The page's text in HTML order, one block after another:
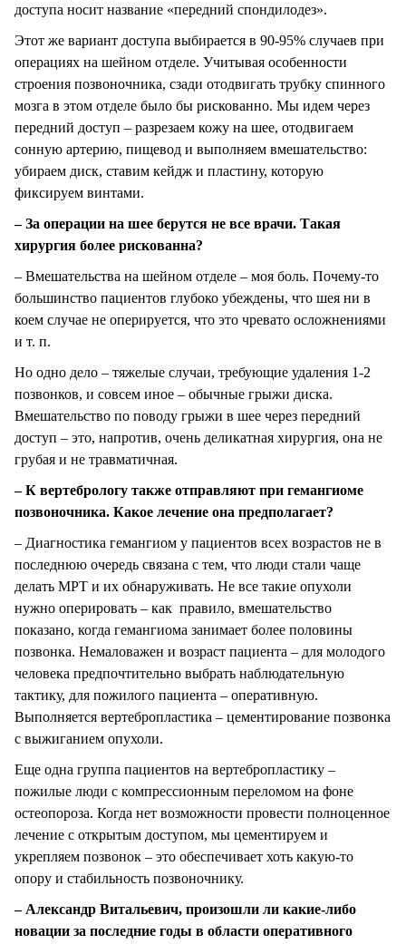
доступа носит название «передний спондилодез».
Этот же вариант доступа выбирается в 90-95% случаев при
операциях на шейном отделе. Учитывая особенности
строения позвоночника, сзади отодвигать трубку спинного
мозга в этом отделе было бы рискованно. Мы идем через
передний доступ – разрезаем кожу на шее, отодвигаем
сонную артерию, пищевод и выполняем вмешательство:
убираем диск, ставим кейдж и пластину, которую
фиксируем винтами.
– За операции на шее берутся не все врачи. Такая
хирургия более рискованна?
– Вмешательства на шейном отделе – моя боль. Почему-то
большинство пациентов глубоко убеждены, что шея ни в
коем случае не оперируется, что это чревато осложнениями
и т. п.
Но одно дело – тяжелые случаи, требующие удаления 1-2
позвонков, и совсем иное – обычные грыжи диска.
Вмешательство по поводу грыжи в шее через передний
доступ – это, напротив, очень деликатная хирургия, она не
грубая и не травматичная.
– К вертебрологу также отправляют при гемангиоме
позвоночника. Какое лечение она предполагает?
– Диагностика гемангиом у пациентов всех возрастов не в
последнюю очередь связана с тем, что люди стали чаще
делать МРТ и их обнаруживать. Не все такие опухоли
нужно оперировать – как правило, вмешательство
показано, когда гемангиома занимает более половины
позвонка. Немаловажен и возраст пациента – для молодого
человека предпочтительно выбрать наблюдательную
тактику, для пожилого пациента – оперативную.
Выполняется вертебропластика – цементирование позвонка
с выжиганием опухоли.
Еще одна группа пациентов на вертебропластику –
пожилые люди с компрессионным переломом на фоне
остеопороза. Когда нет возможности провести полноценное
лечение с открытым доступом, мы цементируем и
укрепляем позвонок – это обеспечивает хоть какую-то
опору и стабильность позвоночнику.
– Александр Витальевич, произошли ли какие-либо
новации за последние годы в области оперативного